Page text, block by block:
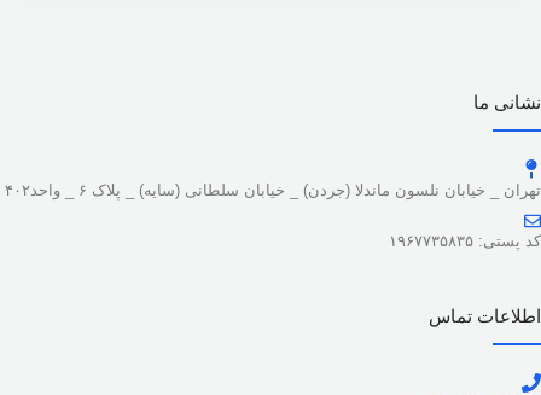
نشانی ما
تهران _ خیابان نلسون ماندلا (جردن) _ خیابان سلطانی (سایه) _ پلاک ۶ _ واحد۴۰۲
کد پستی: ۱۹۶۷۷۳۵۸۳۵
اطلاعات تماس